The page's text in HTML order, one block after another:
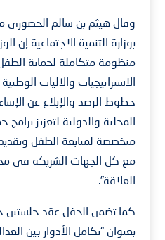
وقال هيثم بن سالم الخضوري
بوزارة التنمية الاجتماعية إن
منظومة متكاملة لحماية
الاستراتيجيات والآليات
خطوط الرصد والإبلاغ عن
المحلية والدولية لتعزيز
متخصصة لمتابعة الطفل وتقديم
مع كل الجهات الشريكة في
العلاقة”.
كما تضمن الحفل عقد جلستين
بعنوان “تكامل الأدوار بين